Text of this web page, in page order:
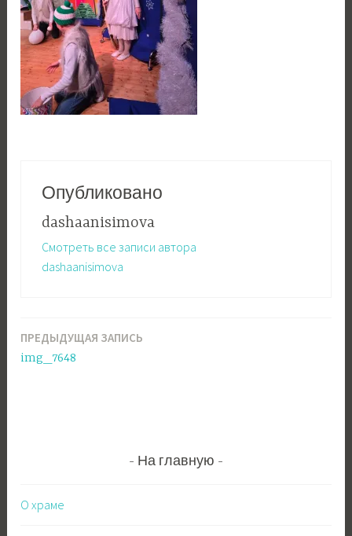
Опубликовано
dashaanisimova
Смотреть все записи автора
dashaanisimova
Навигация
по
ПРЕДЫДУЩАЯ ЗАПИСЬ
img_7648
На главную
О храме